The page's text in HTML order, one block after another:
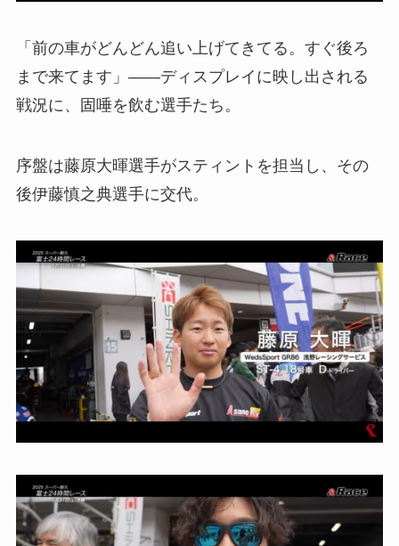
「前の車がどんどん追い上げてきてる。すぐ後ろ
まで来てます」――ディスプレイに映し出される
戦況に、固唾を飲む選手たち。
序盤は藤原大暉選手がスティントを担当し、その
後伊藤慎之典選手に交代。